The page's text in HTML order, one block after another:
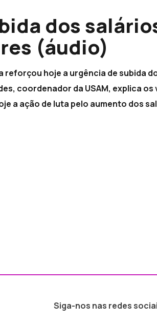
dos
(áudio)
reforçou hoje a urgência de subida
coordenador da USAM, explica os
a ação de luta pelo aumento dos
Siga-nos nas redes